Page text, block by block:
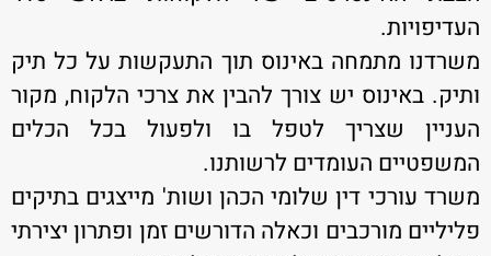
העדיפויות.
משרדנו מתמחה באינוס תוך התעקשות על כל תיק
ותיק. באינוס יש צורך להבין את צרכי הלקוח, מקור
העניין שצריך לטפל בו ולפעול בכל הכלים
המשפטיים העומדים לרשותנו.
משרד עורכי דין שלומי הכהן ושות' מייצגים בתיקים
פליליים מורכבים וכאלה הדורשים זמן ופתרון יצירתי